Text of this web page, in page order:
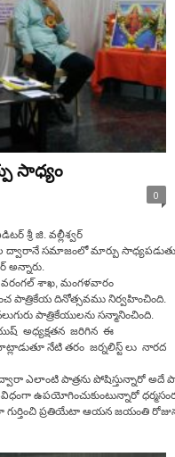
సాధ్యం
0
శ్రీ జి. వల్లీశ్వర్
ద్వారానే సమాజంలో మార్పు
అన్నారు.
శాఖ, మంగళవారం
పాత్రికేయ దినోత్సవము నిర్వహించింది.
పాత్రికేయులను సన్మానించింది.
అధ్యక్షతన జరిగిన ఈ
నేటి తరం జర్నలిస్ట్ లు నారద
ఎలాంటి పాత్రను పోషిస్తున్నారో అదే
ఉపయోగించుకుంటున్నారో
ప్రతియేటా ఆయన జయంతి రోజున